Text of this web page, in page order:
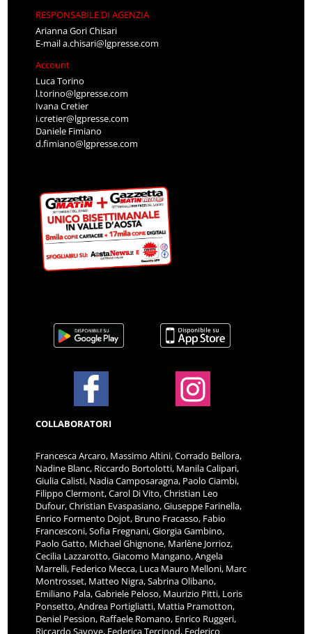
RESPONSABILE DI AGENZIA
Arianna Gori Chisari
E-maila.chisari@lgpresse.com
Account
Luca Torino
l.torino@lgpresse.com
Ivana Cretier
i.cretier@lgpresse.com
Daniele Fimiano
d.fimiano@lgpresse.com
COLLABORATORI
Francesca Arcaro, Massimo Altini, Corrado Bellora,
Nadine Blanc, Riccardo Bortolotti, Manila Calipari,
Giulia Calisti, Nadia Camposaragna, Paolo Ciambi,
Filippo Clermont, Carol Di Vito, Christian Leo
Dufour, Christian Evaspasiano, Giuseppe Farinella,
Enrico Formento Dojot, Bruno Fracasso, Fabio
Francesconi, Sofia Fregnani, Giorgia Gambino,
Paolo Gatto, Michael Ghignone, Marlène Jorrioz,
Cecilia Lazzarotto, Giacomo Mangano, Angela
Marrelli, Federico Mecca, Luca Mauro Melloni, Marc
Montrosset, Matteo Nigra, Sabrina Olibano,
Emiliano Pala, Gabriele Peloso, Maurizio Pitti, Loris
Ponsetto, Andrea Portigliatti, Mattia Pramotton,
Deniel Pession, Raffaele Romano, Enrico Ruggeri,
Riccardo Savoye, Federica Tercinod, Federico